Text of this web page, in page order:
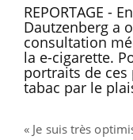
REPORTAGE -
Dautzenberg a
consultation
la e-cigarette.
portraits de
tabac par le
« Je suis très